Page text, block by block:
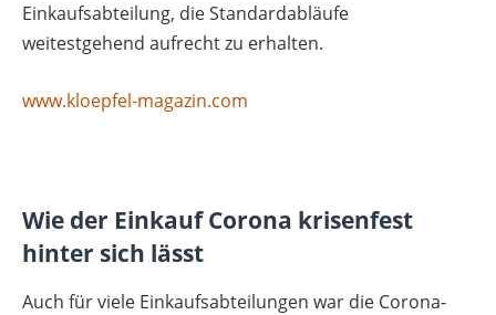
Einkaufsabteilung, die Standardabläufe
weitestgehend aufrecht zu erhalten.
www.kloepfel-magazin.com
Wie der Einkauf Corona krisenfest
hinter sich lässt
Auch für viele Einkaufsabteilungen war die Corona-